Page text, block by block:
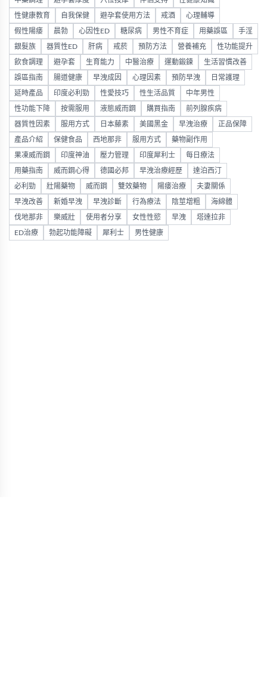
性健康教育 自我保健 避孕套使用方法 戒酒 心理輔導
假性陽痿 晨勃 心因性ED 糖尿病 男性不育症 用藥誤區 手淫
銀髮族 器質性ED 肝病 戒菸 預防方法 營養補充 性功能提升
飲食調理 避孕套 生育能力 中醫治療 運動鍛鍊 生活習慣改善
誤區指南 腸道健康 早洩成因 心理因素 預防早洩 日常護理
延時產品 印度必利勁 性愛技巧 性生活品質 中年男性
性功能下降 按需服用 液態威而鋼 購買指南 前列腺疾病
器質性因素 服用方式 日本藤素 美國黑金 早洩治療 正品保障
產品介紹 保健食品 西地那非 服用方式 藥物副作用
果凍威而鋼 印度神油 壓力管理 印度犀利士 每日療法
用藥指南 威而鋼心得 德國必邦 早洩治療經歷 達泊西汀
必利勁 壯陽藥物 威而鋼 雙效藥物 陽痿治療 夫妻關係
早洩改善 新婚早洩 早洩診斷 行為療法 陰莖增粗 海綿體
伐地那非 樂威壯 使用者分享 女性性慾 早洩 塔達拉非
ED治療 勃起功能障礙 犀利士 男性健康